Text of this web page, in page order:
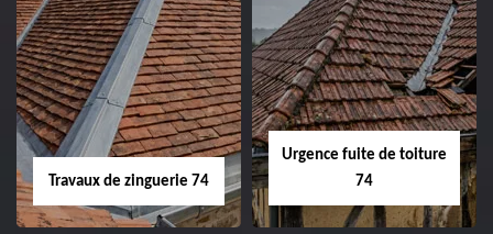
Travaux de zinguerie 74
Urgence fuite de toiture
74